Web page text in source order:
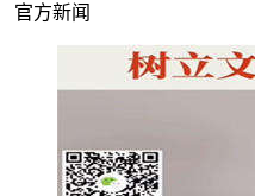
官方新闻